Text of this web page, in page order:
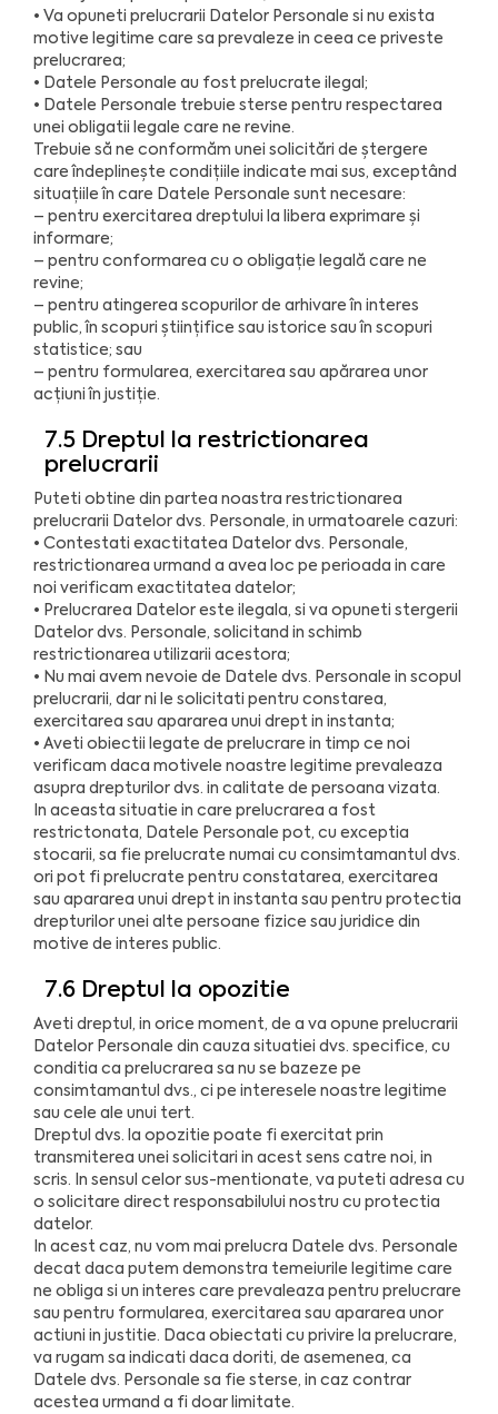
• Va opuneti prelucrarii Datelor Personale si nu exista
motive legitime care sa prevaleze in ceea ce priveste
prelucrarea;
• Datele Personale au fost prelucrate ilegal;
• Datele Personale trebuie sterse pentru respectarea
unei obligatii legale care ne revine.
Trebuie să ne conformăm unei solicitări de ștergere
care îndeplinește condițiile indicate mai sus, exceptând
situațiile în care Datele Personale sunt necesare:
– pentru exercitarea dreptului la libera exprimare și
informare;
– pentru conformarea cu o obligație legală care ne
revine;
– pentru atingerea scopurilor de arhivare în interes
public, în scopuri științifice sau istorice sau în scopuri
statistice; sau
– pentru formularea, exercitarea sau apărarea unor
acțiuni în justiție.
7.5 Dreptul la restrictionarea
prelucrarii
Puteti obtine din partea noastra restrictionarea
prelucrarii Datelor dvs. Personale, in urmatoarele cazuri:
• Contestati exactitatea Datelor dvs. Personale,
restrictionarea urmand a avea loc pe perioada in care
noi verificam exactitatea datelor;
• Prelucrarea Datelor este ilegala, si va opuneti stergerii
Datelor dvs. Personale, solicitand in schimb
restrictionarea utilizarii acestora;
• Nu mai avem nevoie de Datele dvs. Personale in scopul
prelucrarii, dar ni le solicitati pentru constarea,
exercitarea sau apararea unui drept in instanta;
• Aveti obiectii legate de prelucrare in timp ce noi
verificam daca motivele noastre legitime prevaleaza
asupra drepturilor dvs. in calitate de persoana vizata.
In aceasta situatie in care prelucrarea a fost
restrictonata, Datele Personale pot, cu exceptia
stocarii, sa fie prelucrate numai cu consimtamantul dvs.
ori pot fi prelucrate pentru constatarea, exercitarea
sau apararea unui drept in instanta sau pentru protectia
drepturilor unei alte persoane fizice sau juridice din
motive de interes public.
7.6 Dreptul la opozitie
Aveti dreptul, in orice moment, de a va opune prelucrarii
Datelor Personale din cauza situatiei dvs. specifice, cu
conditia ca prelucrarea sa nu se bazeze pe
consimtamantul dvs., ci pe interesele noastre legitime
sau cele ale unui tert.
Dreptul dvs. la opozitie poate fi exercitat prin
transmiterea unei solicitari in acest sens catre noi, in
scris. In sensul celor sus-mentionate, va puteti adresa cu
o solicitare direct responsabilului nostru cu protectia
datelor.
In acest caz, nu vom mai prelucra Datele dvs. Personale
decat daca putem demonstra temeiurile legitime care
ne obliga si un interes care prevaleaza pentru prelucrare
sau pentru formularea, exercitarea sau apararea unor
actiuni in justitie. Daca obiectati cu privire la prelucrare,
va rugam sa indicati daca doriti, de asemenea, ca
Datele dvs. Personale sa fie sterse, in caz contrar
acestea urmand a fi doar limitate.